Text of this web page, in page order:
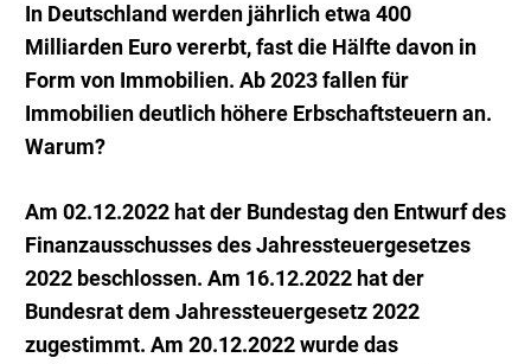
In Deutschland werden jährlich etwa 400
Milliarden Euro vererbt, fast die Hälfte davon in
Form von Immobilien. Ab 2023 fallen für
Immobilien deutlich höhere Erbschaftsteuern an.
Warum?
Am 02.12.2022 hat der Bundestag den Entwurf des
Finanzausschusses des Jahressteuergesetzes
2022 beschlossen. Am 16.12.2022 hat der
Bundesrat dem Jahressteuergesetz 2022
zugestimmt. Am 20.12.2022 wurde das